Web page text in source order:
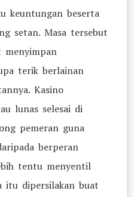
keuntungan beserta
setan. Masa tersebut
menyimpan
terik berlainan
Kasino
lunas selesai di
pemeran guna
berperan
tentu menyentil
itu dipersilakan buat